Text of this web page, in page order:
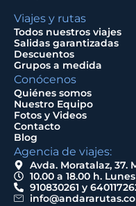
Viajes y rutas
Todos nuestros viajes
Salidas garantizadas
Descuentos
Grupos a medida
Conócenos
Quiénes somos
Nuestro Equipo
Fotos y Videos
Contacto
Blog
Agencia de viajes:
Avda. Moratalaz, 37.
10.00 a 18.00 h.
910830261 y